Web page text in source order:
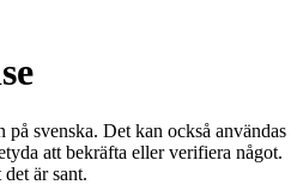
svenska. Det kan också användas
att bekräfta eller verifiera något.
är sant.